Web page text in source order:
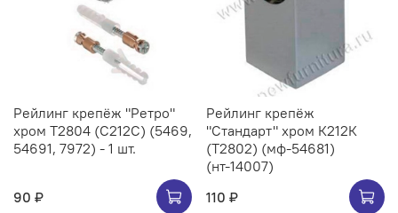
Рейлинг крепёж "Ретро"
хром Т2804 (С212C) (5469,
54691, 7972) - 1 шт.
90 ₽
Рейлинг крепёж
"Стандарт" хром К212К
(Т2802) (мф-54681)
(нт-14007)
110 ₽